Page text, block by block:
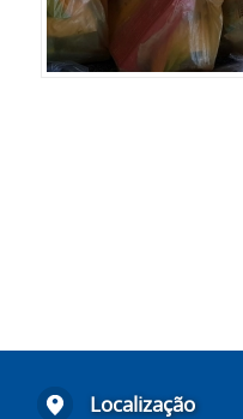
Localização